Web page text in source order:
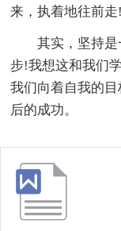
来，执着地往前走!
其实，坚持
步!我想这和我们
我们向着自我的
后的成功。